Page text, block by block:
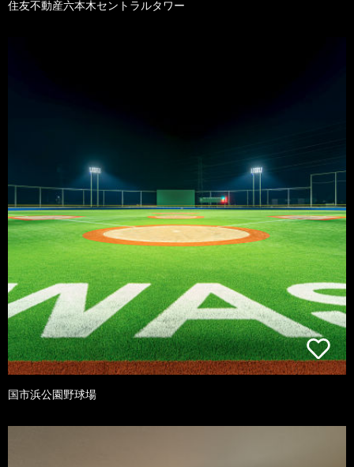
住友不動産六本木セントラルタワー
国市浜公園野球場